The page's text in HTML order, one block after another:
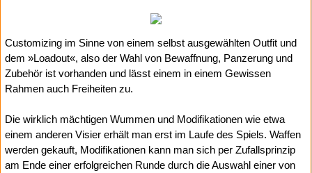
Customizing im Sinne von einem selbst ausgewählten Outfit und
dem »Loadout«, also der Wahl von Bewaffnung, Panzerung und
Zubehör ist vorhanden und lässt einem in einem Gewissen
Rahmen auch Freiheiten zu.
Die wirklich mächtigen Wummen und Modifikationen wie etwa
einem anderen Visier erhält man erst im Laufe des Spiels. Waffen
werden gekauft, Modifikationen kann man sich per Zufallsprinzip
am Ende einer erfolgreichen Runde durch die Auswahl einer von